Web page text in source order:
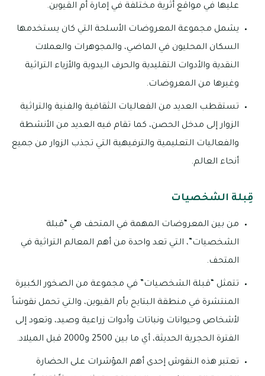
عليها في مواقع أثرية مختلفة في إمارة أم القيوين.
يشمل مجموعة المعروضات الأسلحة التي كان يستخدمها
السكان المحليون في الماضي، والمجوهرات والعملات
النقدية والأدوات التقليدية والحرف اليدوية والأزياء التراثية
وغيرها من المعروضات.
تستقطب العديد من الفعاليات الثقافية والفنية والتراثية
الزوار إلى مدخل الحصن، كما تقام فيه العديد من الأنشطة
والفعاليات التعليمية والترفيهية التي تجذب الزوار من جميع
أنحاء العالم.
قِبلة الشخصيات
من بين المعروضات المهمة في المتحف هي “قبلة
الشخصيات”، التي تعد واحدة من أهم المعالم التراثية في
المتحف.
تتمثل “قبلة الشخصيات” في مجموعة من الصخور الكبيرة
المنتشرة في منطقة البتايح بأم القيوين، والتي تحمل نقوشاً
لأشخاص وحيوانات ونباتات وأدوات زراعية وصيد، وتعود إلى
الفترة الحجرية الحديثة، أي ما بين 2500 و2000 قبل الميلاد.
تعتبر هذه النقوش إحدى أهم المؤشرات على الحضارة